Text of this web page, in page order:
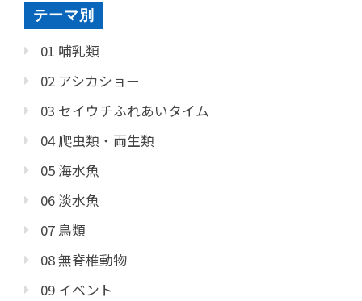
テーマ別
01 哺乳類
02 アシカショー
03 セイウチふれあいタイム
04 爬虫類・両生類
05 海水魚
06 淡水魚
07 鳥類
08 無脊椎動物
09 イベント